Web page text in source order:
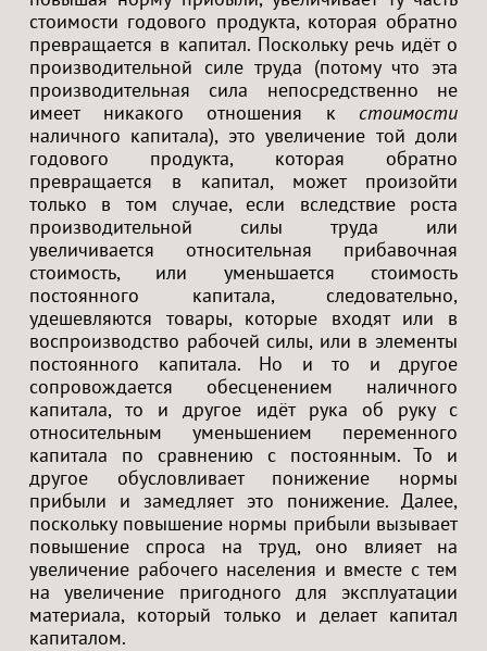
стоимости годового продукта, которая обратно
превращается в капитал. Поскольку речь идёт о
производительной силе труда (потому что эта
производительная сила непосредственно не
имеет никакого отношения к стоимости
наличного капитала), это увеличение той доли
годового продукта, которая обратно
превращается в капитал, может произойти
только в том случае, если вследствие роста
производительной силы труда или
увеличивается относительная прибавочная
стоимость, или уменьшается стоимость
постоянного капитала, следовательно,
удешевляются товары, которые входят или в
воспроизводство рабочей силы, или в элементы
постоянного капитала. Но и то и другое
сопровождается обесценением наличного
капитала, то и другое идёт рука об руку с
относительным уменьшением переменного
капитала по сравнению с постоянным. То и
другое обусловливает понижение нормы
прибыли и замедляет это понижение. Далее,
поскольку повышение нормы прибыли вызывает
повышение спроса на труд, оно влияет на
увеличение рабочего населения и вместе с тем
на увеличение пригодного для эксплуатации
материала, который только и делает капитал
капиталом.